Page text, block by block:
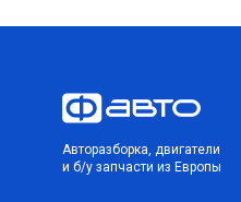
Авторазборка, двигатели
и б/у запчасти из Европы